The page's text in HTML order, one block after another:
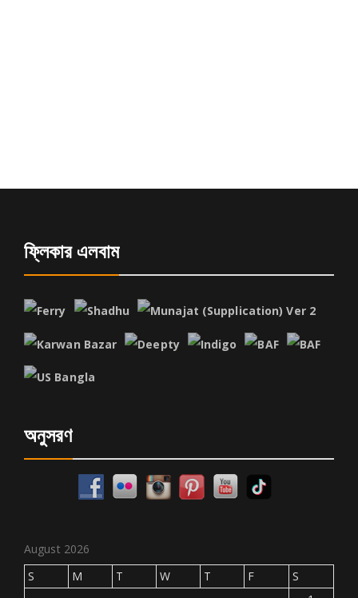
ফ্লিকার এলবাম
অনুসরণ
August 2026
S
M T W T F
S